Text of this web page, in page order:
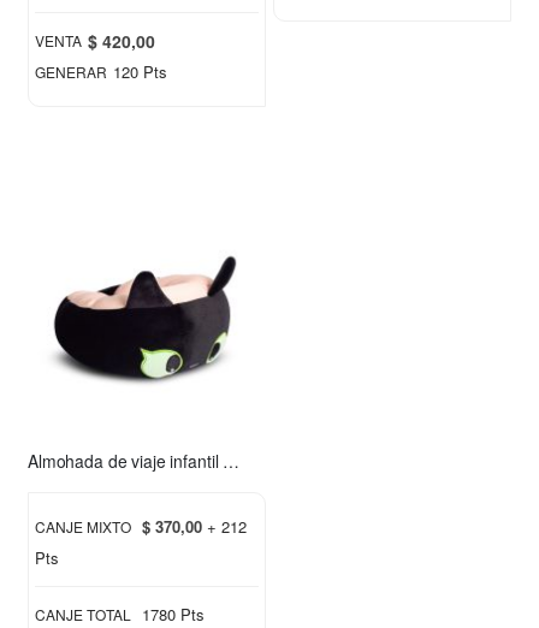
VENTA $ 420,00
GENERAR 120 Pts
Almohada de viaje infantil Chimuelo rosa
CANJE MIXTO $ 370,00 + 212
Pts
CANJE TOTAL 1780 Pts